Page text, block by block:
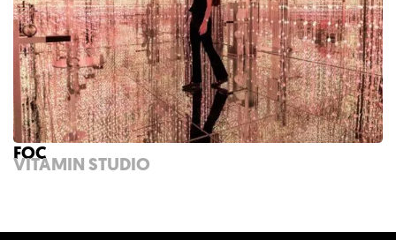
FOC
VITAMIN STUDIO